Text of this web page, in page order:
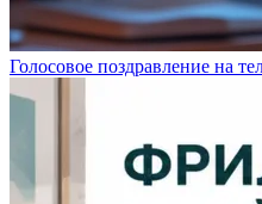
Голосовое поздравление на